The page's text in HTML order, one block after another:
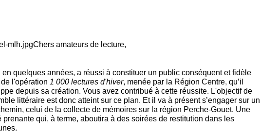
Chers amateurs de lecture,
en quelques années, a réussi à constituer un public conséquent et fidèle
l'opération 1 000 lectures d'hiver, menée par la Région Centre, qu’il
depuis sa création. Vous avez contribué à cette réussite. L'objectif de
littéraire est donc atteint sur ce plan. Et il va à présent s’engager sur un
celui de la collecte de mémoires sur la région Perche-Gouet. Une
prenante qui, à terme, aboutira à des soirées de restitution dans les